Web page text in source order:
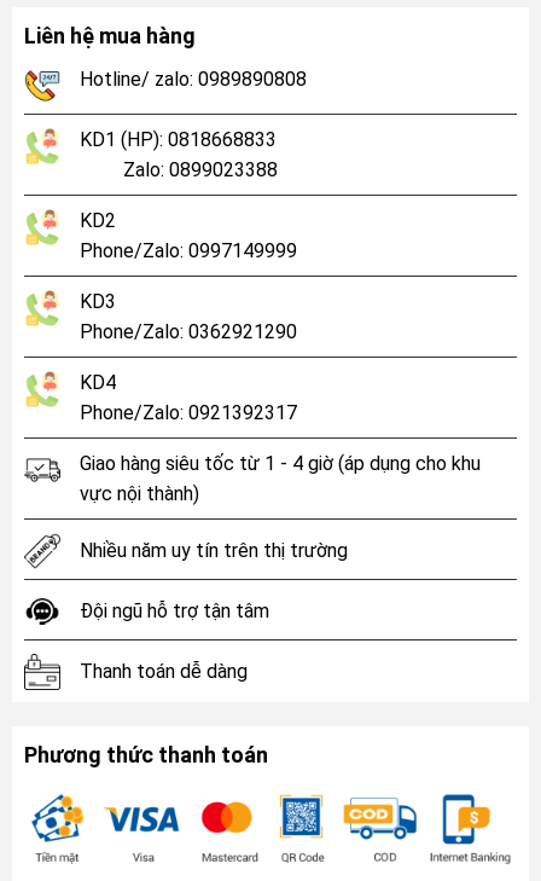
Liên hệ mua hàng
Hotline/ zalo: 0989890808
KD1 (HP): 0818668833
Zalo: 0899023388
KD2
Phone/Zalo: 0997149999
KD3
Phone/Zalo: 0362921290
KD4
Phone/Zalo: 0921392317
Giao hàng siêu tốc từ 1 - 4 giờ (áp dụng cho khu
vực nội thành)
Nhiều năm uy tín trên thị trường
Đội ngũ hỗ trợ tận tâm
Thanh toán dễ dàng
Phương thức thanh toán